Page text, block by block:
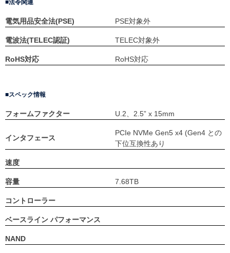
法令関連
電気用品安全法(PSE) PSE対象外
電波法(TELEC認証) TELEC対象外
RoHS対応 RoHS対応
スペック情報
フォームファクター U.2、2.5” x 15mm
インタフェース
PCIe NVMe Gen5 x4 (Gen4 との
下位互換性あり
速度
容量 7.68TB
コントローラー
ベースライン パフォーマンス
NAND